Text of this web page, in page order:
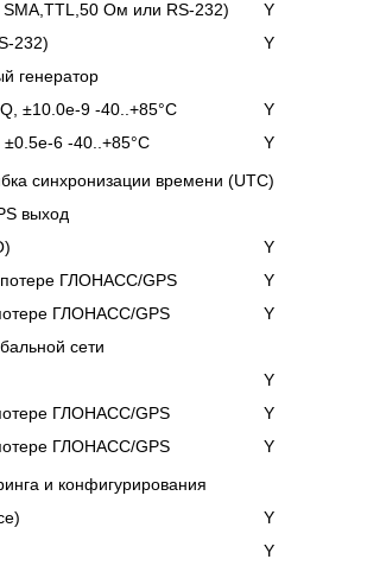
Oм или RS-232)
Y
232)
Y
генератор
±10.0e-9 -40..+85°С
Y
6 -40..+85°С
Y
синхронизации времени (UTC)
выход
Y
потере ГЛОНАСС/GPS
Y
ГЛОНАСС/GPS
Y
сети
Y
ГЛОНАСС/GPS
Y
ГЛОНАСС/GPS
Y
и конфигурирования
Y
Y